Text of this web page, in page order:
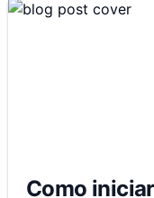
Como